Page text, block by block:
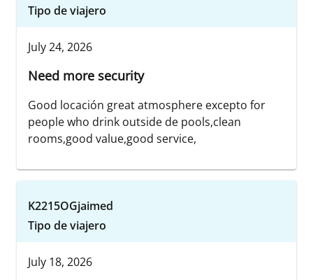
Tipo de viajero
July 24, 2026
Need more security
Good locación great atmosphere excepto for
people who drink outside de pools,clean
rooms,good value,good service,
K2215OGjaimed
Tipo de viajero
July 18, 2026